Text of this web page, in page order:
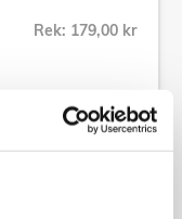
Rek: 179,00 kr